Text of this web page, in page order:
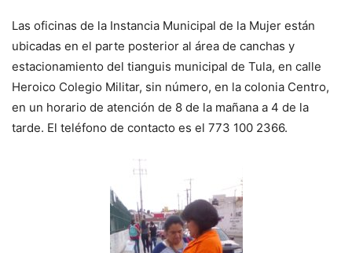
Las oficinas de la Instancia Municipal de la Mujer están
ubicadas en el parte posterior al área de canchas y
estacionamiento del tianguis municipal de Tula, en calle
Heroico Colegio Militar, sin número, en la colonia Centro,
en un horario de atención de 8 de la mañana a 4 de la
tarde. El teléfono de contacto es el 773 100 2366.